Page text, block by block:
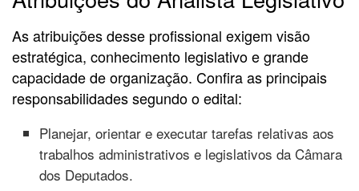
As atribuições desse profissional exigem visão
estratégica, conhecimento legislativo e grande
capacidade de organização. Confira as principais
responsabilidades segundo o edital:
Planejar, orientar e executar tarefas relativas aos
trabalhos administrativos e legislativos da Câmara
dos Deputados.